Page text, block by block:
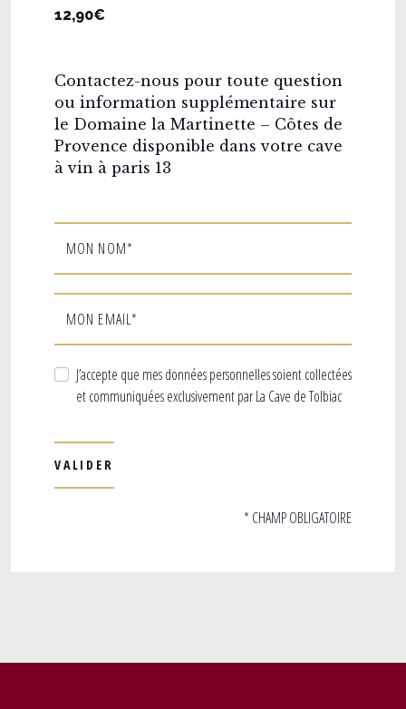
12,90€
Contactez-nous pour toute question
ou information supplémentaire sur
le Domaine la Martinette – Côtes de
Provence disponible dans votre cave
à vin à paris 13
MON NOM*
MON EMAIL*
J’accepte que mes données personnelles soient collectées
et communiquées exclusivement par La Cave de Tolbiac
* CHAMP OBLIGATOIRE